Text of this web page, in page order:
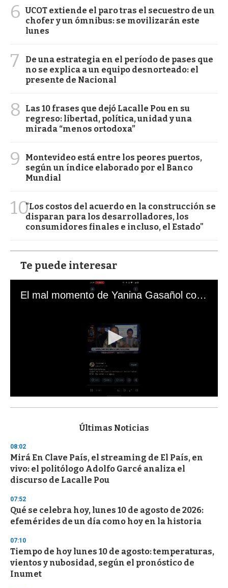
6 UCOT extiende el paro tras el secuestro de un
chofer y un ómnibus: se movilizarán este
lunes
7
De una estrategia en el período de pases que
no se explica a un equipo desnorteado: el
presente de Nacional
8
Las 10 frases que dejó Lacalle Pou en su
regreso: libertad, política, unidad y una
mirada “menos ortodoxa”
9
Montevideo está entre los peores puertos,
según un índice elaborado por el Banco
Mundial
10"Los costos del acuerdo en la construcción se
disparan para los desarrolladores, los
consumidores finales e incluso, el Estado"
Te puede interesar
El mal momento de Yanina Gasañol con un hincha argentino en "Subrayado"
s
d
s
o
f
3
s
e
c
o
d
s
Últimas Noticias
08:02
Mirá En Clave País, el streaming de El País, en
vivo: el politólogo Adolfo Garcé analiza el
discurso de Lacalle Pou
07:52
Qué se celebra hoy, lunes 10 de agosto de 2026:
efemérides de un día como hoy en la historia
07:10
Tiempo de hoy lunes 10 de agosto: temperaturas,
vientos y nubosidad, según el pronóstico de
Inumet